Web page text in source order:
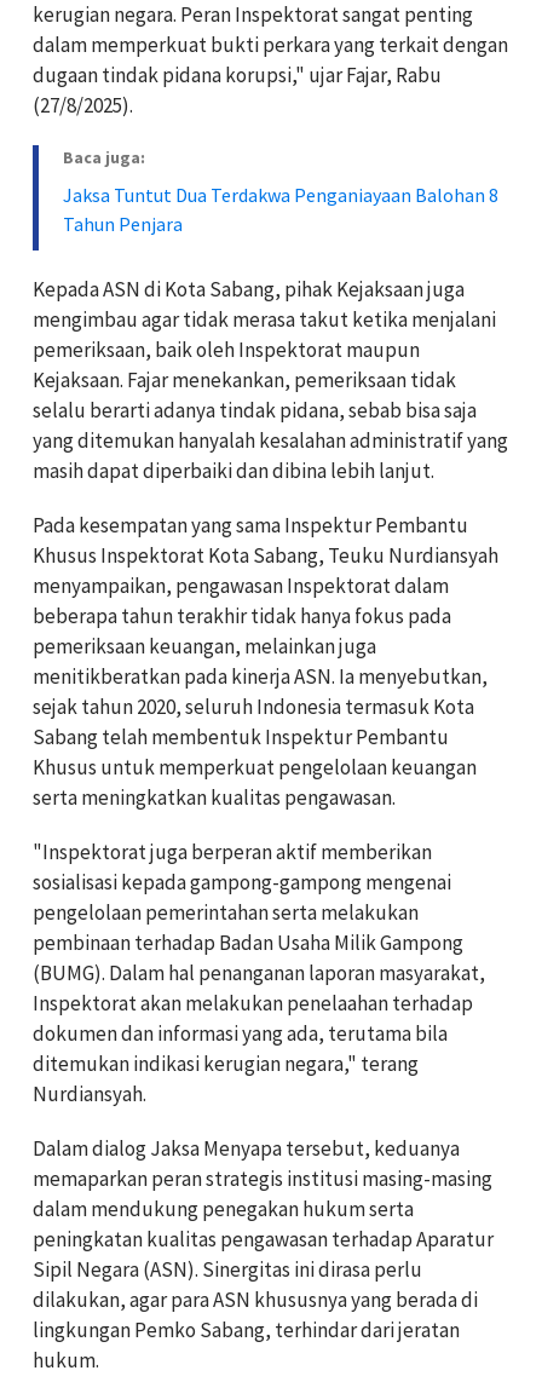
kerugian negara. Peran Inspektorat sangat penting
dalam memperkuat bukti perkara yang terkait dengan
dugaan tindak pidana korupsi," ujar Fajar, Rabu
(27/8/2025).
Baca juga:
Jaksa Tuntut Dua Terdakwa Penganiayaan Balohan 8
Tahun Penjara
Kepada ASN di Kota Sabang, pihak Kejaksaan juga
mengimbau agar tidak merasa takut ketika menjalani
pemeriksaan, baik oleh Inspektorat maupun
Kejaksaan. Fajar menekankan, pemeriksaan tidak
selalu berarti adanya tindak pidana, sebab bisa saja
yang ditemukan hanyalah kesalahan administratif yang
masih dapat diperbaiki dan dibina lebih lanjut.
Pada kesempatan yang sama Inspektur Pembantu
Khusus Inspektorat Kota Sabang, Teuku Nurdiansyah
menyampaikan, pengawasan Inspektorat dalam
beberapa tahun terakhir tidak hanya fokus pada
pemeriksaan keuangan, melainkan juga
menitikberatkan pada kinerja ASN. Ia menyebutkan,
sejak tahun 2020, seluruh Indonesia termasuk Kota
Sabang telah membentuk Inspektur Pembantu
Khusus untuk memperkuat pengelolaan keuangan
serta meningkatkan kualitas pengawasan.
"Inspektorat juga berperan aktif memberikan
sosialisasi kepada gampong-gampong mengenai
pengelolaan pemerintahan serta melakukan
pembinaan terhadap Badan Usaha Milik Gampong
(BUMG). Dalam hal penanganan laporan masyarakat,
Inspektorat akan melakukan penelaahan terhadap
dokumen dan informasi yang ada, terutama bila
ditemukan indikasi kerugian negara," terang
Nurdiansyah.
Dalam dialog Jaksa Menyapa tersebut, keduanya
memaparkan peran strategis institusi masing-masing
dalam mendukung penegakan hukum serta
peningkatan kualitas pengawasan terhadap Aparatur
Sipil Negara (ASN). Sinergitas ini dirasa perlu
dilakukan, agar para ASN khususnya yang berada di
lingkungan Pemko Sabang, terhindar dari jeratan
hukum.